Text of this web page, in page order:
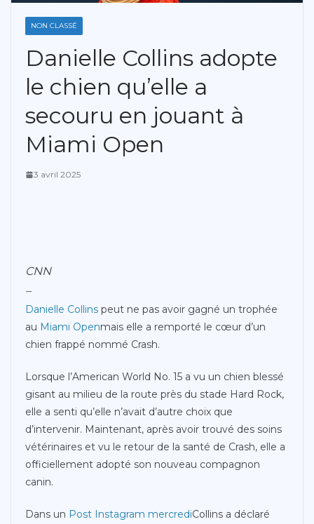
NON CLASSÉ
Danielle Collins adopte
le chien qu’elle a
secouru en jouant à
Miami Open
3 avril 2025
CNN
–
Danielle Collins peut ne pas avoir gagné un trophée
au Miami Openmais elle a remporté le cœur d’un
chien frappé nommé Crash.
Lorsque l’American World No. 15 a vu un chien blessé
gisant au milieu de la route près du stade Hard Rock,
elle a senti qu’elle n’avait d’autre choix que
d’intervenir. Maintenant, après avoir trouvé des soins
vétérinaires et vu le retour de la santé de Crash, elle a
officiellement adopté son nouveau compagnon
canin.
Dans un Post Instagram mercrediCollins a déclaré